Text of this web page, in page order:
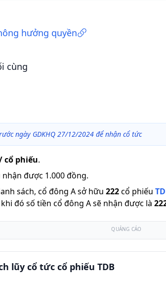
hưởng quyền
cùng
ngày GDKHQ 27/12/2024 để nhận cổ tức
cổ phiếu.
nhận được 1.000 đồng.
sách, cổ đông A sở hữu 222cổ phiếu
khi đó số tiền cổ đông A sẽ nhận được là
QUẢNG CÁO
lũy cổ tức cổ phiếu TDB